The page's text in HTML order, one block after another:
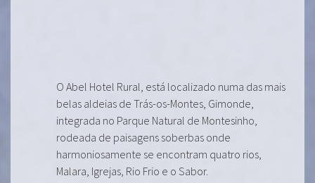
O Abel Hotel Rural, está localizado numa das mais
belas aldeias de Trás-os-Montes, Gimonde,
integrada no Parque Natural de Montesinho,
rodeada de paisagens soberbas onde
harmoniosamente se encontram quatro rios,
Malara, Igrejas, Rio Frio e o Sabor.